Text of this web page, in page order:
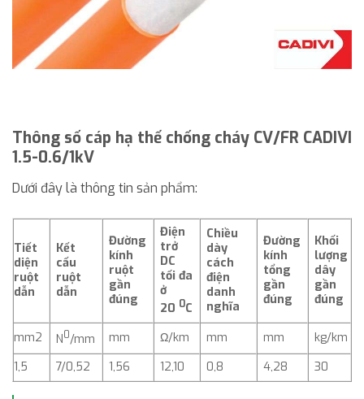
Thông số cáp hạ thế chống cháy CV/FR CADIVI
1.5-0.6/1kV
Dưới đây là thông tin sản phẩm:
Tiết
diện
ruột
dẫn
Kết
cấu
ruột
dẫn
Đường
kính
ruột
gần
đúng
Điện
trở
DC
tối đa
ở
20 0C
Chiều
dày
cách
điện
danh
nghĩa
Đường
kính
tổng
gần
đúng
Khối
lượng
dây
gần
đúng
mm2 N0/mm mm Ω/km mm mm
kg/km
1,5
7/0,52 1,56 12,10 0,8 4,28 30